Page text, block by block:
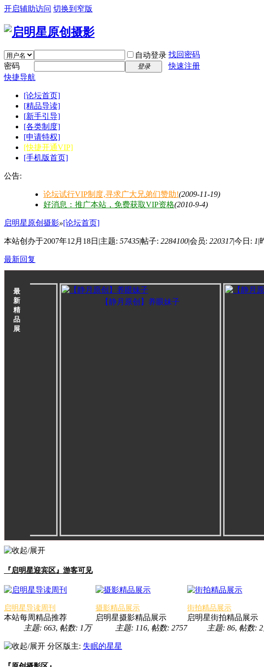
开启辅助访问 切换到窄版
自动登录 找回密码
密码
登录
快速注册
快捷导航
[论坛首页]
[精品导读]
[新手引导]
[各类制度]
[申请特权]
[快捷开通VIP]
[手机版首页]
公告:
论坛试行VIP制度,寻求广大兄弟们赞助!(2009-11-19)
好消息：推广本站，免费获取VIP资格(2010-9-4)
启明星原创摄影»[论坛首页]
本站创办于2007年12月18日 |主题: 57435|帖子: 2284100|会员: 220317|今日: 1|
最新回复
最
新
精
品
展
【静月原创】养眼妹子 【
『启明星迎宾区』游客可见
启明星导读周刊
本站每周精品推荐
主题: 663, 帖数: 1万
摄影精品展示
启明星摄影精品展示
主题: 116, 帖数: 2757
街拍精品展示
启明星街拍精品展示
主题: 86, 帖数:
分区版主: 失眠的星星